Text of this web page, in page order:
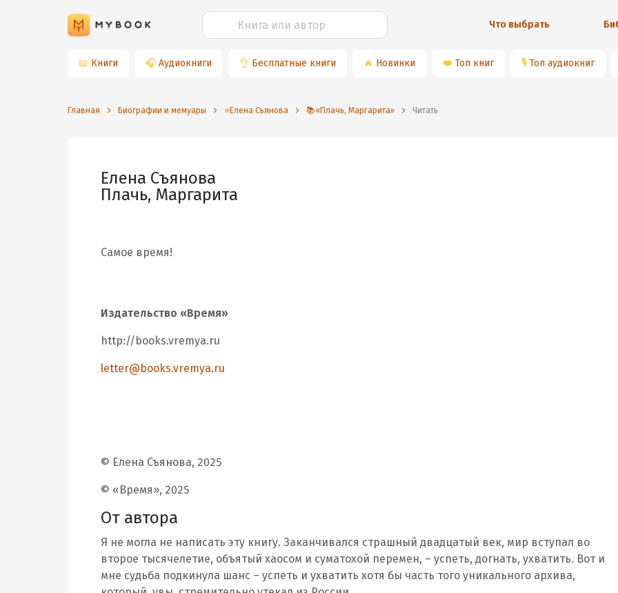
Что выбрать
📖 Книги 🎧 Аудиокниги 👌 Бесплатные книги 🔥 Новинки ❤️ Топ книг 🎙 Топ аудиокниг
Главная Биографии и мемуары ⭐️Елена Съянова 📚«Плачь, Маргарита» Читать
Елена Съянова
Плачь, Маргарита
Самое время!
Издательство «Время»
http://books.vremya.ru
letter@books.vremya.ru
© Елена Съянова, 2025
© «Время», 2025
От автора
Я не могла не написать эту книгу. Заканчивался страшный двадцатый век, мир вступал во
второе тысячелетие, объятый хаосом и суматохой перемен, – успеть, догнать, ухватить. Вот и
мне судьба подкинула шанс – успеть и ухватить хотя бы часть того уникального архива,